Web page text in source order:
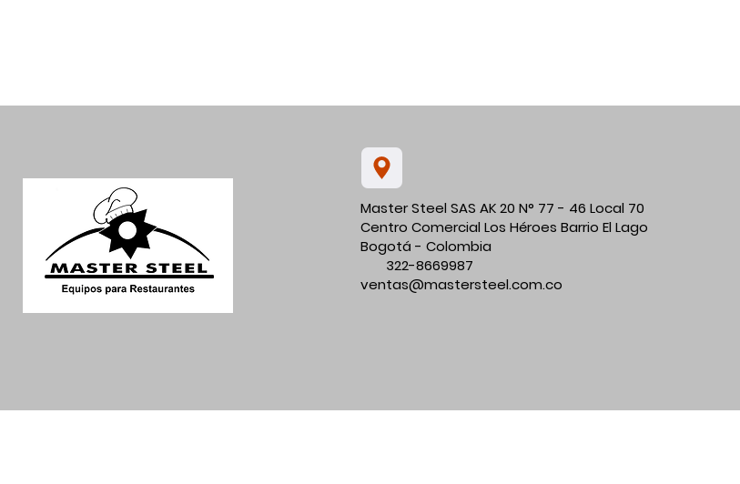
Master Steel SAS AK 20 N° 77 - 46 Local 70
Centro Comercial Los Héroes Barrio El Lago
Bogotá - Colombia
322-8669987
ventas@mastersteel.com.co